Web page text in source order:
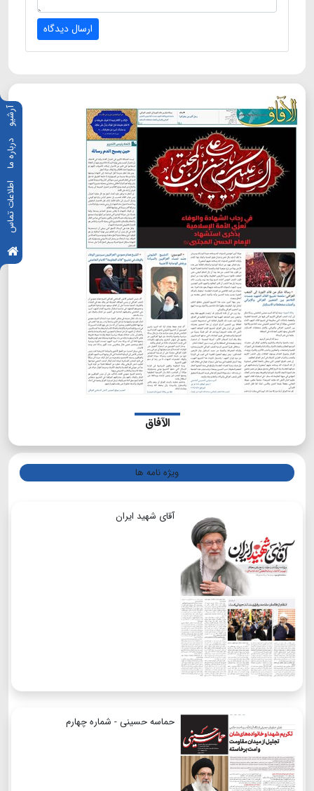
آرشیو
درباره ما
اطلاعات تماس
ارسال دیدگاه
الآفاق
ویژه نامه ها
آقای شهید ایران
حماسه حسینی - شماره چهارم